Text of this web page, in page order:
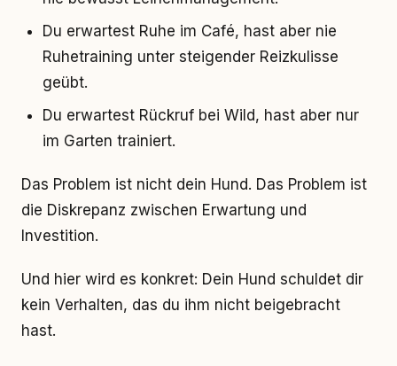
Du erwartest Ruhe im Café, hast aber nie
Ruhetraining unter steigender Reizkulisse
geübt.
Du erwartest Rückruf bei Wild, hast aber nur
im Garten trainiert.
Das Problem ist nicht dein Hund. Das Problem ist
die Diskrepanz zwischen Erwartung und
Investition.
Und hier wird es konkret: Dein Hund schuldet dir
kein Verhalten, das du ihm nicht beigebracht
hast.